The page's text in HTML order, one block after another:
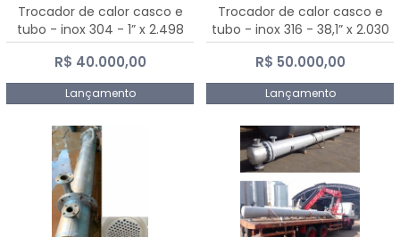
Trocador de calor casco e
tubo - inox 304 - 1” x 2.498
mm
R$ 40.000,00
Lançamento
Trocador de calor casco e
tubo - inox 316 - 38,1” x 2.030
mm
R$ 50.000,00
Lançamento